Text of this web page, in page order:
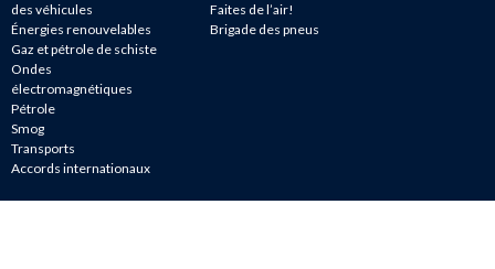
des véhicules
Énergies renouvelables
Gaz et pétrole de schiste
Ondes
électromagnétiques
Pétrole
Smog
Transports
Accords internationaux
Faites de l’air!
Brigade des pneus